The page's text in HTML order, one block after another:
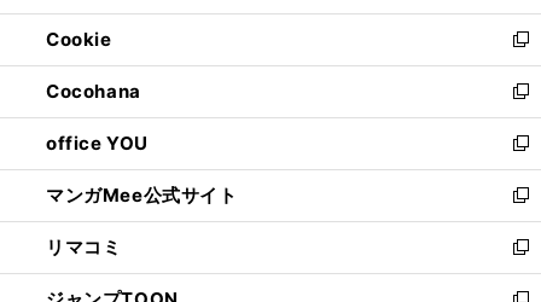
開
く
ウ
で
開
く
ン
ド
ウ
で
開
く
ウ
ィ
ン
ド
ウ
で
開
く
Cookie
新
し
い
ウ
ィ
ン
ド
ウ
で
開
Cocohana
新
し
い
ウ
ィ
ン
ド
ウ
office YOU
新
し
い
ウ
ィ
ン
マンガMee公式サイト
新
し
い
ウ
リマコミ
新
し